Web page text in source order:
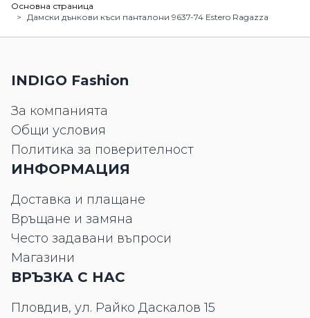
Основна страница
> Дамски дънкови къси панталони 9637-74 Estero Ragazza
INDIGO Fashion
За компанията
Общи условия
Политика за поверителност
ИНФОРМАЦИЯ
Доставка и плащане
Връщане и замяна
Често задавани въпроси
Магазини
ВРЪЗКА С НАС
Пловдив, ул. Райко Даскалов 15